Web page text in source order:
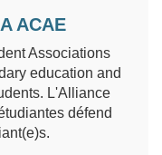
ACAE
Associations
education and
L'Alliance
défend